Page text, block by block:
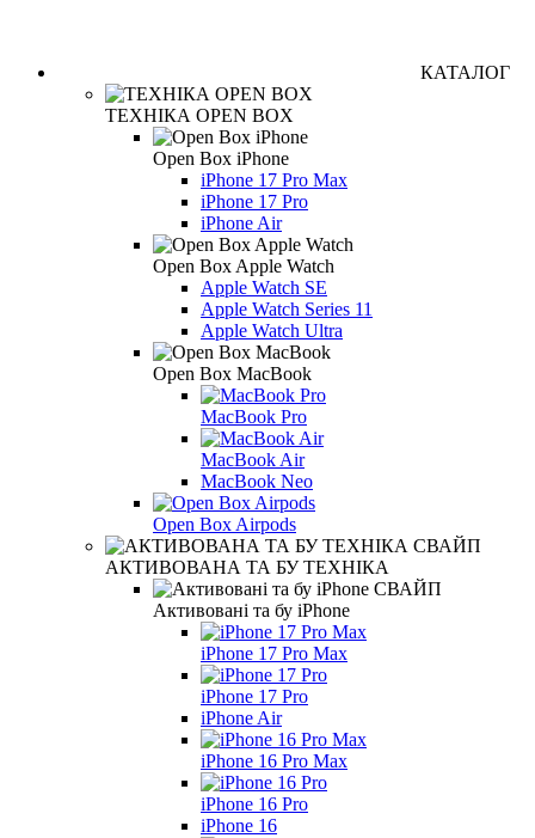
КАТАЛОГ
ТЕХНІКА OPEN BOX
Open Box iPhone
iPhone 17 Pro Max
iPhone 17 Pro
iPhone Air
Open Box Apple Watch
Apple Watch SE
Apple Watch Series 11
Apple Watch Ultra
Open Box MacBook
MacBook Pro
MacBook Air
MacBook Neo
Open Box Airpods
АКТИВОВАНА ТА БУ ТЕХНІКА
Активовані та бу iPhone
iPhone 17 Pro Max
iPhone 17 Pro
iPhone Air
iPhone 16 Pro Max
iPhone 16 Pro
iPhone 16